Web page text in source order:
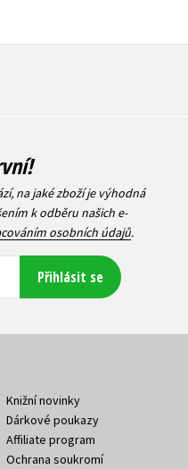
na jaké zboží je výhodná
k odběru našich e-
osobních údajů.
Přihlásit se
Knižní novinky
Dárkové poukazy
Affiliate program
Ochrana soukromí